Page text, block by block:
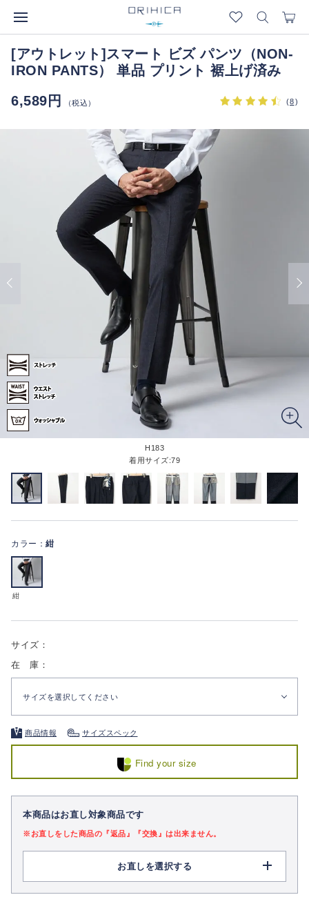
[アウトレット]スマート ビズ パンツ（NON-
IRON PANTS） 単品 プリント 裾上げ済み
6,589円
（税込） (8)
H183
着用サイズ:79
カラー： 紺
紺
サイズ：
在 庫：
サイズを選択してください
商品情報 サイズスペック
Find your size
本商品はお直し対象商品です
※お直しをした商品の『返品』『交換』は出来ません。
お直しを選択する